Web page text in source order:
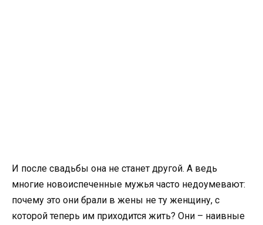
И после свадьбы она не станет другой. А ведь
многие новоиспеченные мужья часто недоумевают:
почему это они брали в жены не ту женщину, с
которой теперь им приходится жить? Они – наивные